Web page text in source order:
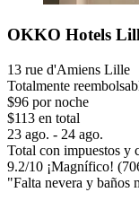
OKKO Hotels
13 rue d'Amiens Lille
Totalmente
$96 por noche
$113 en total
23 ago. - 24 ago.
Total con impuestos y
9.2/10 ¡Magnífico!
"Falta nevera y baños